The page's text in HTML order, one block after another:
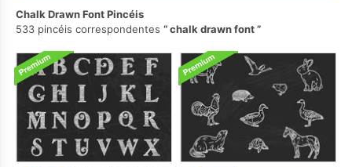
Chalk Drawn Font Pincéis
533 pincéis correspondentes
chalk drawn font